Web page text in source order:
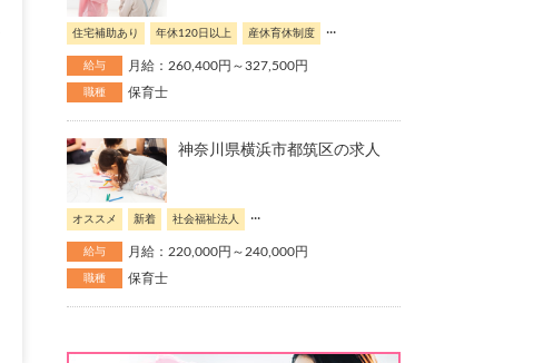
住宅補助あり 年休120日以上 産休育休制度 ...
給与 月給：260,400円～327,500円
職種 保育士
神奈川県横浜市都筑区の求人
オススメ 新着 社会福祉法人 ...
給与 月給：220,000円～240,000円
職種 保育士